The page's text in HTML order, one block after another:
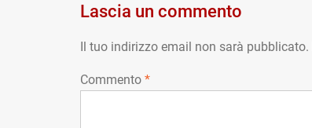
Lascia un commento
Il tuo indirizzo email non sarà pubblicato.
Commento *